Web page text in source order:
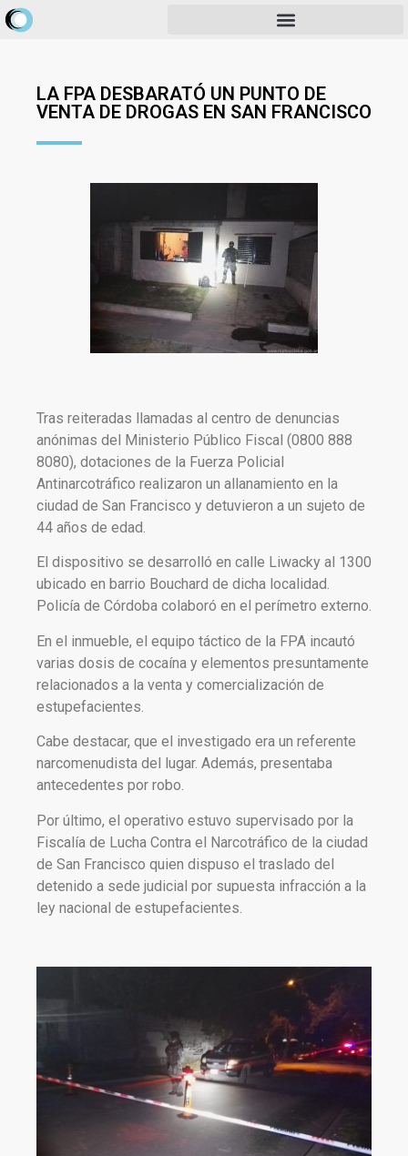
LA FPA DESBARATÓ UN PUNTO DE
VENTA DE DROGAS EN SAN FRANCISCO
Tras reiteradas llamadas al centro de denuncias
anónimas del Ministerio Público Fiscal (0800 888
8080), dotaciones de la Fuerza Policial
Antinarcotráfico realizaron un allanamiento en la
ciudad de San Francisco y detuvieron a un sujeto de
44 años de edad.
El dispositivo se desarrolló en calle Liwacky al 1300
ubicado en barrio Bouchard de dicha localidad.
Policía de Córdoba colaboró en el perímetro externo.
En el inmueble, el equipo táctico de la FPA incautó
varias dosis de cocaína y elementos presuntamente
relacionados a la venta y comercialización de
estupefacientes.
Cabe destacar, que el investigado era un referente
narcomenudista del lugar. Además, presentaba
antecedentes por robo.
Por último, el operativo estuvo supervisado por la
Fiscalía de Lucha Contra el Narcotráfico de la ciudad
de San Francisco quien dispuso el traslado del
detenido a sede judicial por supuesta infracción a la
ley nacional de estupefacientes.